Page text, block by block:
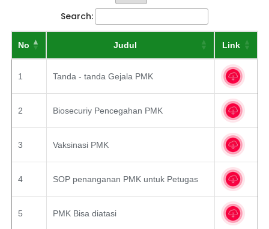
Search:
No Judul Link
1 Tanda - tanda Gejala PMK
2 Biosecuriy Pencegahan PMK
3 Vaksinasi PMK
4 SOP penanganan PMK untuk Petugas
5 PMK Bisa diatasi